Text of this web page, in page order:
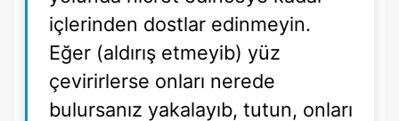
içlerinden dostlar edinmeyin.
Eğer (aldırış etmeyib) yüz
çevirirlerse onları nerede
bulursanız yakalayıb, tutun, onları